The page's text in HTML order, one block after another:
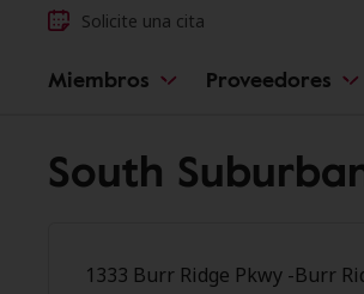
Solicite una cita
Miembros Proveedores
South
1333 Burr Ridge Pkwy -Burr